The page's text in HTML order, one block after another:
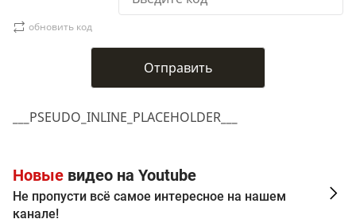
___PSEUDO_INLINE_PLACEHOLDER___
обновить код
Новые видео на Youtube
Не пропусти всё самое интересное на нашем
канале!